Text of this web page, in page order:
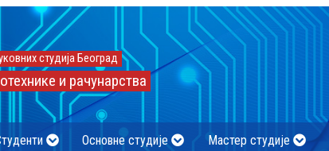
студија Београд
и рачунарства
Основне студије Мастер студије